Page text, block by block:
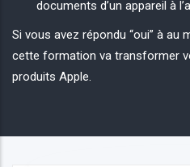
documents d’un appareil à
Si vous avez répondu “oui” à au
cette formation va transformer
produits Apple.